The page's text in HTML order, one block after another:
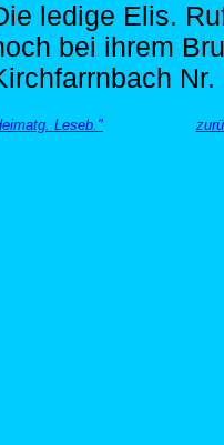
ledige Elis.
bei ihrem
Leseb."